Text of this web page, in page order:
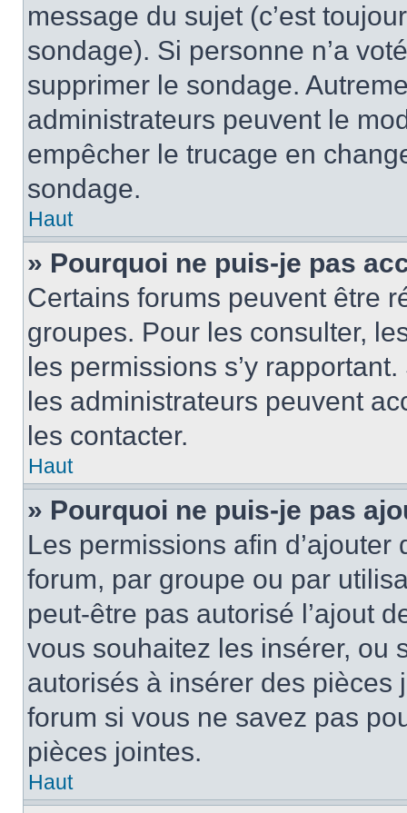
message du sujet (c’est
sondage). Si personne n’a
supprimer le sondage.
administrateurs peuvent le
empêcher le trucage en
sondage.
Haut
» Pourquoi ne puis-je pas
Certains forums peuvent être
groupes. Pour les consulter,
les permissions s’y
les administrateurs peuvent
les contacter.
Haut
» Pourquoi ne puis-je pas
Les permissions afin
forum, par groupe ou par
peut-être pas autorisé l’ajout
vous souhaitez les insérer, ou
autorisés à insérer des pièces
forum si vous ne savez pas
pièces jointes.
Haut